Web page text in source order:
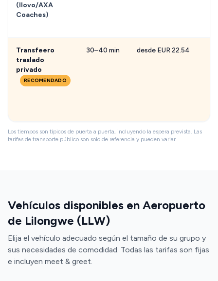
(Ilovo/AXA
Coaches)
Transfeero
traslado
privado
RECOMENDADO
30–40 min desde EUR 22.54
Los tiempos son típicos de puerta a puerta, incluyendo la espera prevista. Las
tarifas de transporte público son solo de referencia y pueden variar.
Vehículos disponibles en Aeropuerto
de Lilongwe (LLW)
Elija el vehículo adecuado según el tamaño de su grupo y
sus necesidades de comodidad. Todas las tarifas son fijas
e incluyen meet & greet.